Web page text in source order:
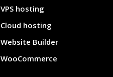
VPS hosting
Cloud hosting
Website Builder
WooCommerce